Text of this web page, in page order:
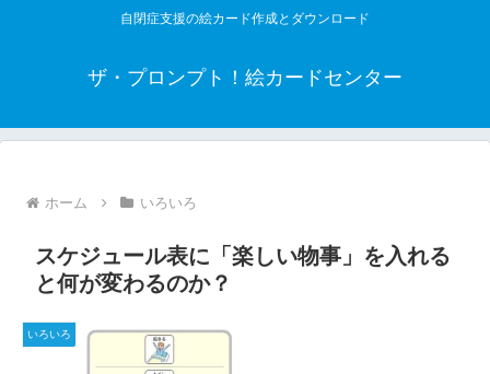
自閉症支援の絵カード作成とダウンロード
ザ・プロンプト！絵カードセンター
ホーム いろいろ
スケジュール表に「楽しい物事」を入れる
と何が変わるのか？
いろいろ